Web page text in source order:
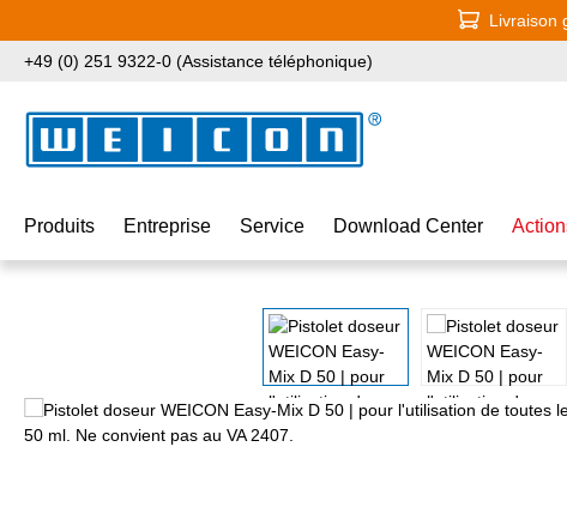
Livraison
+49 (0) 251 9322-0 (Assistance téléphonique)
Produits Entreprise Service Download Center